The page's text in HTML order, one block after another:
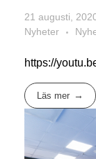
21 augusti,
Nyheter
https://
Läs mer